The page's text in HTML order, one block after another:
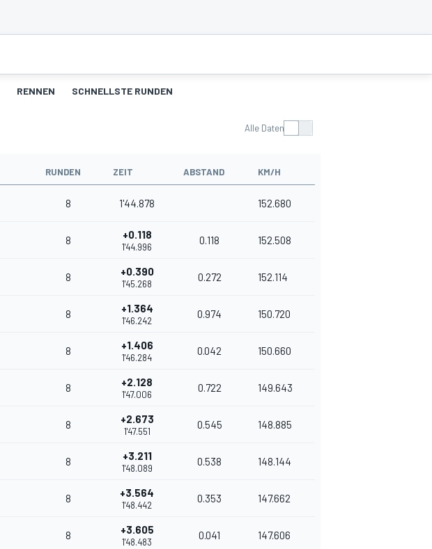
RENNEN SCHNELLSTE RUNDEN
Alle Daten
RUNDEN ZEIT ABSTAND KM/H
8 1'44.878 152.680
8 +0.118
1'44.996
0.118 152.508
8 +0.390
1'45.268
0.272 152.114
8 +1.364
1'46.242
0.974 150.720
8 +1.406
1'46.284
0.042 150.660
8 +2.128
1'47.006
0.722 149.643
8 +2.673
1'47.551
0.545 148.885
8 +3.211
1'48.089
0.538 148.144
8 +3.564
1'48.442
0.353 147.662
8 +3.605
1'48.483
0.041 147.606